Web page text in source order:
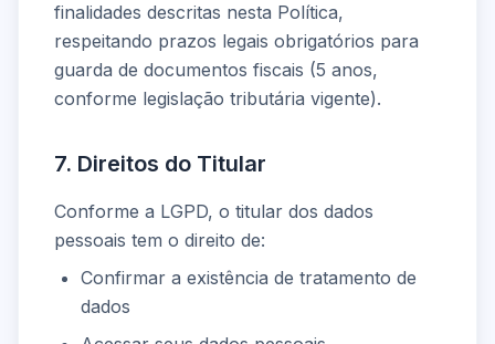
finalidades descritas nesta Política,
respeitando prazos legais obrigatórios para
guarda de documentos fiscais (5 anos,
conforme legislação tributária vigente).
7. Direitos do Titular
Conforme a LGPD, o titular dos dados
pessoais tem o direito de:
Confirmar a existência de tratamento de
dados